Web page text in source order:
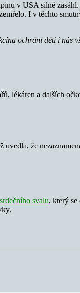
v USA silně
I v těchto
ochrání děti i nás
lékáren a dalších
že
svalu, který se